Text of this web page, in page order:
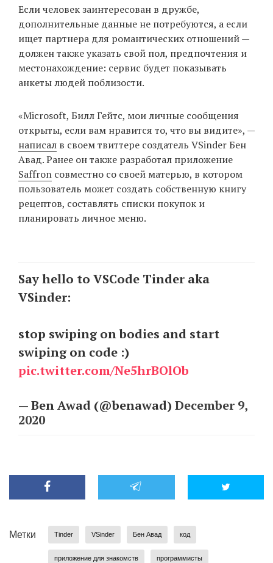
EN
UAЕсли человек заинтересован в дружбе,
дополнительные данные не потребуются, а если
ищет партнера для романтических отношений —
должен также указать свой пол, предпочтения и
местонахождение: сервис будет показывать
анкеты людей поблизости.
«Microsoft, Билл Гейтс, мои личные сообщения
открыты, если вам нравится то, что вы видите», —
написал в своем твиттере создатель VSinder Бен
Авад. Ранее он также разработал приложение
Saffron совместно со своей матерью, в котором
пользователь может создать собственную книгу
рецептов, составлять списки покупок и
планировать личное меню.
Say hello to VSCode Tinder aka
VSinder:
stop swiping on bodies and start
swiping on code :)
pic.twitter.com/Ne5hrBOlOb
— Ben Awad (@benawad) December 9,
2020
Метки Tinder VSinder Бен Авад код
приложение для знакомств программисты